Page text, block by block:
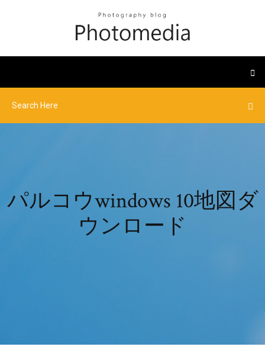
パルコウwindows 10地図ダ
ウンロード